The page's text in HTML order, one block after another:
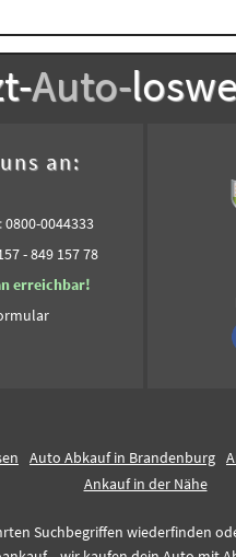
Auto-
an:
0800-0044333
- 849 157 78
erreichbar!
Auto Abkauf in Brandenburg
Ankauf in der Nähe
Suchbegriffen wiederfinden